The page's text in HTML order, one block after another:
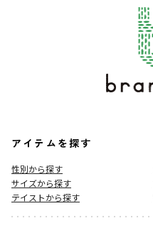
アイテムを探す
性別から探す
サイズから探す
テイストから探す